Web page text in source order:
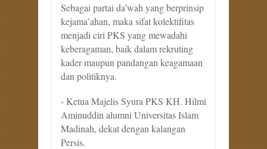
Sebagai partai da’wah yang berprinsip
kejama’ahan, maka sifat kolektifitas
menjadi ciri PKS yang mewadahi
keberagaman, baik dalam rekruting
kader maupun pandangan keagamaan
dan politiknya.
- Ketua Majelis Syura PKS KH. Hilmi
Aminuddin alumni Universitas Islam
Madinah, dekat dengan kalangan
Persis.